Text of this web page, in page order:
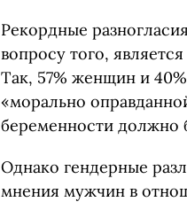
Рекордные
вопросу того,
Так, 57% женщин и
«морально
беременности должно
Однако гендерные
мнения мужчин в